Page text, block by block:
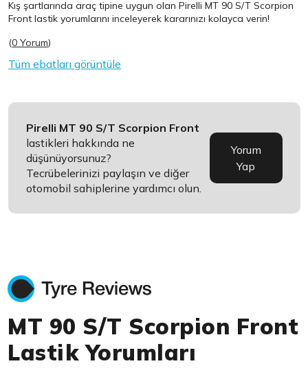
Kış şartlarında araç tipine uygun olanPirelli MT 90 S/T Scorpion
Front lastik yorumlarını inceleyerek kararınızı kolayca verin!
(0 Yorum)
Tüm ebatları görüntüle
Pirelli MT 90 S/T Scorpion Front
lastikleri hakkında ne
düşünüyorsunuz?
Tecrübelerinizi paylaşın ve diğer
otomobil sahiplerine yardımcı olun.
Yorum
Yap
MT 90 S/T Scorpion Front
Lastik Yorumları